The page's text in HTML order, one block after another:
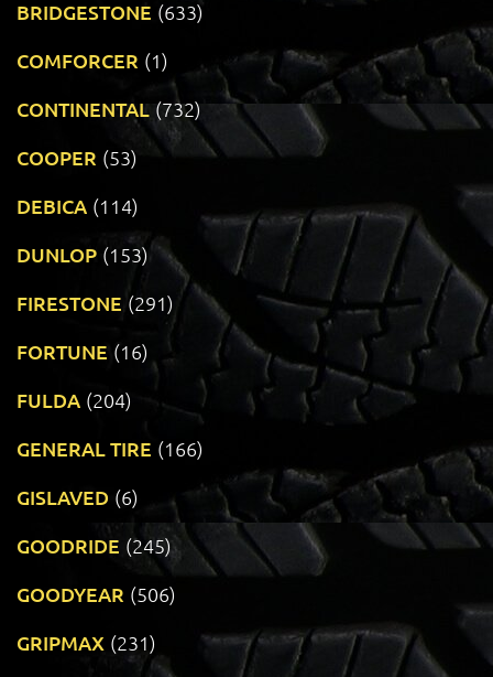
BRIDGESTONE (633)
COMFORCER (1)
CONTINENTAL (732)
COOPER (53)
DEBICA (114)
DUNLOP (153)
FIRESTONE (291)
FORTUNE (16)
FULDA (204)
GENERAL TIRE (166)
GISLAVED (6)
GOODRIDE (245)
GOODYEAR (506)
GRIPMAX (231)